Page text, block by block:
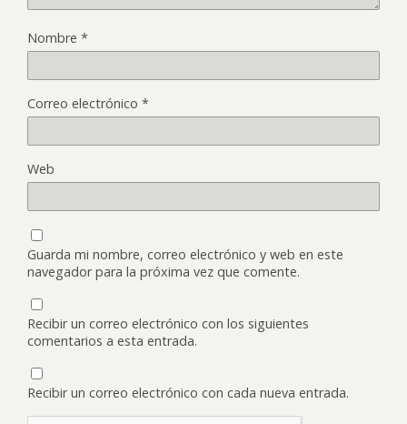
Nombre *
Correo electrónico *
Web
Guarda mi nombre, correo electrónico y web en este
navegador para la próxima vez que comente.
Recibir un correo electrónico con los siguientes
comentarios a esta entrada.
Recibir un correo electrónico con cada nueva entrada.